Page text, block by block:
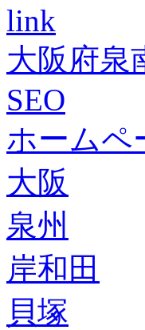
link
大阪府泉
SEO
ホームペ
大阪
泉州
岸和田
貝塚